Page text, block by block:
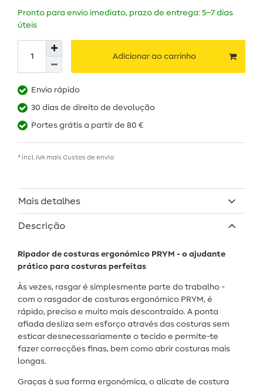
Pronto para envio imediato, prazo de entrega: 5–7 dias
úteis
Adicionar ao carrinho
Envio rápido
30 dias de direito de devolução
Portes grátis a partir de 80 €
* incl. IVA mais Custos de envio
Mais detalhes
Descrição
Ripador de costuras ergonómico PRYM - o ajudante
prático para costuras perfeitas
Às vezes, rasgar é simplesmente parte do trabalho -
com o rasgador de costuras ergonómico PRYM, é
rápido, preciso e muito mais descontraído. A ponta
afiada desliza sem esforço através das costuras sem
esticar desnecessariamente o tecido e permite-te
fazer correcções finas, bem como abrir costuras mais
longas.
Graças à sua forma ergonómica, o alicate de costura